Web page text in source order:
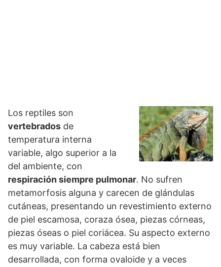
Los reptiles son
vertebrados de
temperatura interna
variable, algo superior a la
del ambiente, con
respiración siempre pulmonar. No sufren
metamorfosis alguna y carecen de glándulas
cutáneas, presentando un revestimiento externo
de piel escamosa, coraza ósea, piezas córneas,
piezas óseas o piel coriácea. Su aspecto externo
es muy variable. La cabeza está bien
desarrollada, con forma ovaloide y a veces